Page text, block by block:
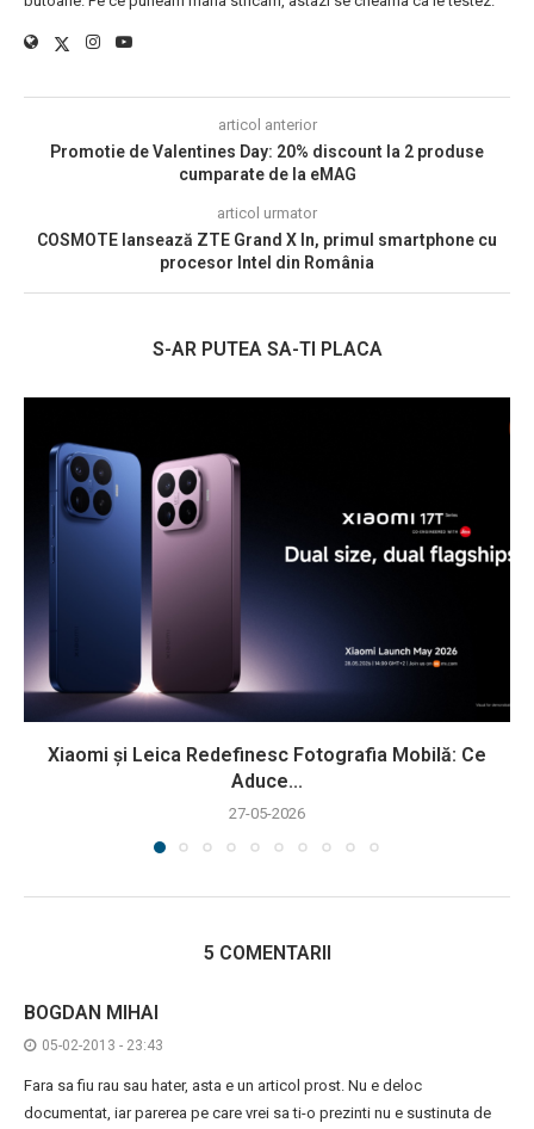
articol anterior
Promotie de Valentines Day: 20% discount la 2 produse
cumparate de la eMAG
articol urmator
COSMOTE lansează ZTE Grand X In, primul smartphone cu
procesor Intel din România
S-AR PUTEA SA-TI PLACA
Xiaomi și Leica Redefinesc Fotografia Mobilă: Ce
Aduce...
27-05-2026
5 COMENTARII
BOGDAN MIHAI
05-02-2013 - 23:43
Fara sa fiu rau sau hater, asta e un articol prost. Nu e deloc
documentat, iar parerea pe care vrei sa ti-o prezinti nu e sustinuta de